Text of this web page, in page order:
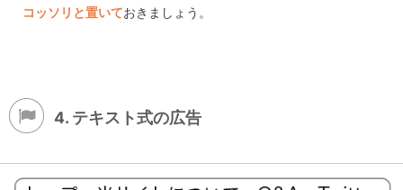
コッソリと置いておきましょう。
4. テキスト式の広告